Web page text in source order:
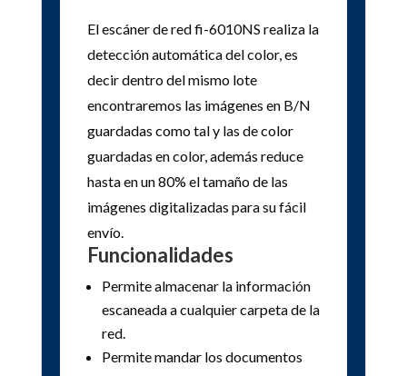
El escáner de red fi-6010NS realiza la
detección automática del color, es
decir dentro del mismo lote
encontraremos las imágenes en B/N
guardadas como tal y las de color
guardadas en color, además reduce
hasta en un 80% el tamaño de las
imágenes digitalizadas para su fácil
envío.
Funcionalidades
Permite almacenar la información
escaneada a cualquier carpeta de la
red.
Permite mandar los documentos